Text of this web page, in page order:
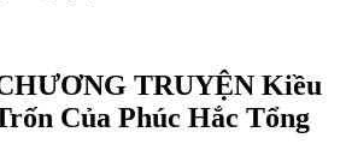
TRUYỆN Kiều
Của Phúc Hắc Tổng